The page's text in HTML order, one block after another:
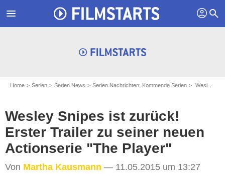
menu profil search
Home Serien Serien News Serien Nachrichten: Kommende Serien Wesley Snipes ist zurück! Erster Trailer zu seiner neuen Actionserie "The Player"
Wesley Snipes ist zurück!
Erster Trailer zu seiner neuen
Actionserie "The Player"
Von Martha Kausmann — 11.05.2015 um 13:27